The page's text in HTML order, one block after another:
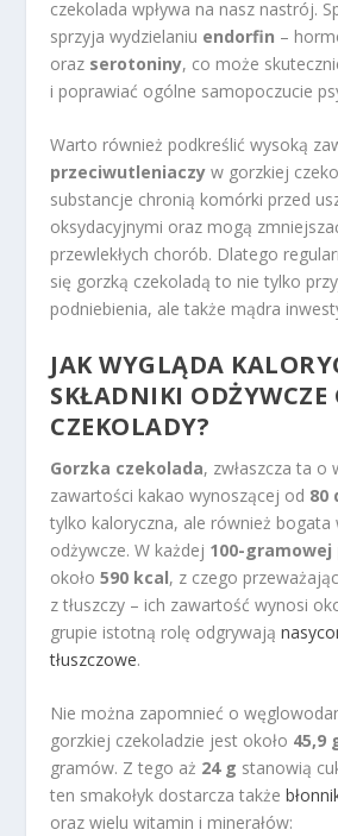
czekolada wpływa na nasz nastrój.
sprzyja wydzielaniu endorfin –
oraz serotoniny, co może
i poprawiać ogólne samopoczucie
Warto również podkreślić wysoką
przeciwutleniaczy w gorzkiej
substancje chronią komórki przed
oksydacyjnymi oraz mogą
przewlekłych chorób. Dlatego
się gorzką czekoladą to nie tylko
podniebienia, ale także mądra
JAK WYGLĄDA
SKŁADNIKI ODŻYWCZE
CZEKOLADY?
Gorzka czekolada, zwłaszcza ta o
zawartości kakao wynoszącej od 80
tylko kaloryczna, ale również bogata
odżywcze. W każdej 100-gramowej
około590 kcal, z czego
z tłuszczy – ich zawartość wynosi
grupie istotną rolę odgrywają
tłuszczowe.
Nie można zapomnieć o
gorzkiej czekoladzie jest około 45,9
gramów. Z tego aż 24 g stanowią
ten smakołyk dostarcza także
oraz wielu witamin i minerałów: